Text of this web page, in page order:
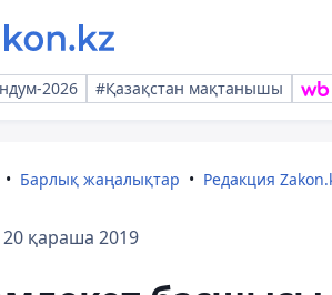
2026 #Қазақстан мақтанышы
Барлық жаңалықтар Редакция
20 қараша 2019